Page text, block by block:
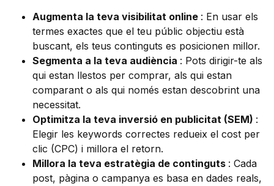
Augmenta la teva visibilitat online : En usar els
termes exactes que el teu públic objectiu està
buscant, els teus continguts es posicionen millor.
Segmenta a la teva audiència : Pots dirigir-te als
qui estan llestos per comprar, als qui estan
comparant o als qui només estan descobrint una
necessitat.
Optimitza la teva inversió en publicitat (SEM) :
Elegir les keywords correctes redueix el cost per
clic (CPC) i millora el retorn.
Millora la teva estratègia de continguts : Cada
post, pàgina o campanya es basa en dades reals,